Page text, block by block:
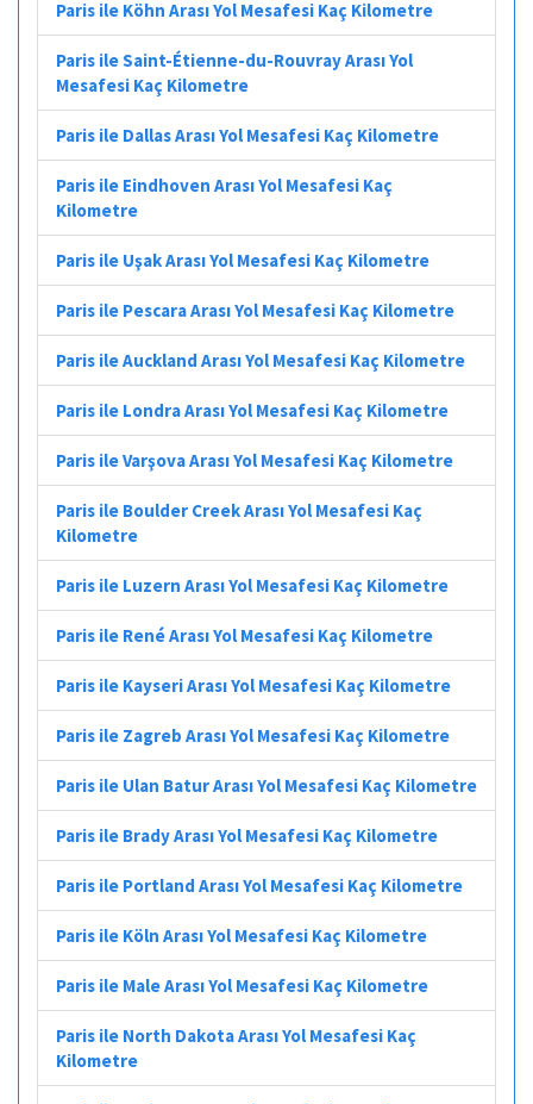
Paris ile Köhn Arası Yol Mesafesi Kaç Kilometre
Paris ile Saint-Étienne-du-Rouvray Arası Yol
Mesafesi Kaç Kilometre
Paris ile Dallas Arası Yol Mesafesi Kaç Kilometre
Paris ile Eindhoven Arası Yol Mesafesi Kaç
Kilometre
Paris ile Uşak Arası Yol Mesafesi Kaç Kilometre
Paris ile Pescara Arası Yol Mesafesi Kaç Kilometre
Paris ile Auckland Arası Yol Mesafesi Kaç Kilometre
Paris ile Londra Arası Yol Mesafesi Kaç Kilometre
Paris ile Varşova Arası Yol Mesafesi Kaç Kilometre
Paris ile Boulder Creek Arası Yol Mesafesi Kaç
Kilometre
Paris ile Luzern Arası Yol Mesafesi Kaç Kilometre
Paris ile René Arası Yol Mesafesi Kaç Kilometre
Paris ile Kayseri Arası Yol Mesafesi Kaç Kilometre
Paris ile Zagreb Arası Yol Mesafesi Kaç Kilometre
Paris ile Ulan Batur Arası Yol Mesafesi Kaç Kilometre
Paris ile Brady Arası Yol Mesafesi Kaç Kilometre
Paris ile Portland Arası Yol Mesafesi Kaç Kilometre
Paris ile Köln Arası Yol Mesafesi Kaç Kilometre
Paris ile Male Arası Yol Mesafesi Kaç Kilometre
Paris ile North Dakota Arası Yol Mesafesi Kaç
Kilometre